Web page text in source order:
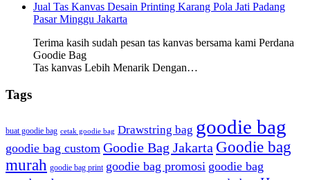
Jual Tas Kanvas Desain Printing Karang Pola Jati Padang
Pasar Minggu Jakarta
Terima kasih sudah pesan tas kanvas bersama kami Perdana
Goodie Bag
Tas kanvas Lebih Menarik Dengan…
Tags
buat goodie bag cetak goodie bag Drawstring bag goodie bag
goodie bag custom Goodie Bag Jakarta Goodie bag
murah goodie bag print goodie bag promosi goodie bag